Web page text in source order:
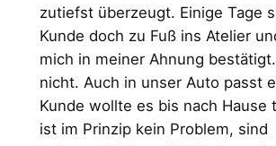
zutiefst überzeugt. Einige Tage
Kunde doch zu Fuß ins Atelier
mich in meiner Ahnung
nicht. Auch in unser Auto passt
Kunde wollte es bis nach Hause
ist im Prinzip kein Problem, sind